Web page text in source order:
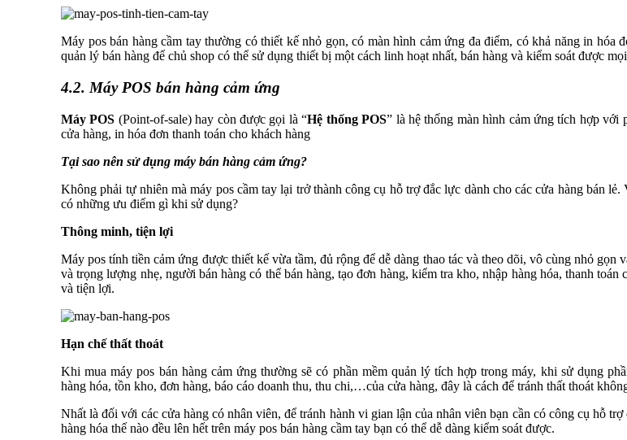
Máy pos bán hàng cầm tay thường có thiết kế nhỏ gọn, có màn hình cảm ứng đa điểm, có khả năng in hóa
quản lý bán hàng để chủ shop có thể sử dụng thiết bị một cách linh hoạt nhất, bán hàng và kiểm soát được
4.2. Máy POS bán hàng cảm ứng
Máy POS (Point-of-sale) hay còn được gọi là “Hệ thống POS” là hệ thống màn hình cảm ứng tích hợp với
cửa hàng, in hóa đơn thanh toán cho khách hàng
Tại sao nên sử dụng máy bán hàng cảm ứng?
Không phải tự nhiên mà máy pos cầm tay lại trở thành công cụ hỗ trợ đắc lực dành cho các cửa hàng bán lẻ.
có những ưu điểm gì khi sử dụng?
Thông minh, tiện lợi
Máy pos tính tiền cảm ứng được thiết kế vừa tầm, đủ rộng để dễ dàng thao tác và theo dõi, vô cùng nhỏ gọn
và trọng lượng nhẹ, người bán hàng có thể bán hàng, tạo đơn hàng, kiểm tra kho, nhập hàng hóa, thanh
và tiện lợi.
Hạn chế thất thoát
Khi mua máy pos bán hàng cảm ứng thường sẽ có phần mềm quản lý tích hợp trong máy, khi sử dụng
hàng hóa, tồn kho, đơn hàng, báo cáo doanh thu, thu chi,…của cửa hàng, đây là cách để tránh thất thoát
Nhất là đối với các cửa hàng có nhân viên, để tránh hành vi gian lận của nhân viên bạn cần có công cụ hỗ
hàng hóa thế nào đều lên hết trên máy pos bán hàng cầm tay bạn có thể dễ dàng kiểm soát được.